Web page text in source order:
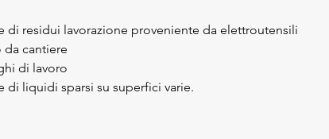
di residui lavorazione proveniente da elettroutensili
da cantiere
di lavoro
di liquidi sparsi su superfici varie.